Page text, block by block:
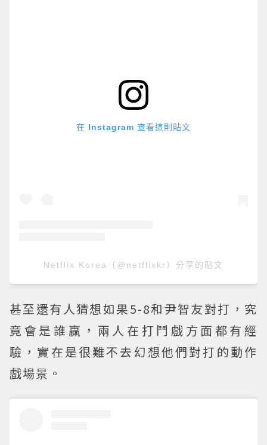
在 Instagram 查看這則貼文
Netflix Korea（@netflixkr）分享的貼文
甚至還有人猜想如果5-8和尹智友對打，究
竟會是誰贏，兩人在打鬥戲方面都有經
驗，實在是很難不去幻想他們對打的動作
戲場景。